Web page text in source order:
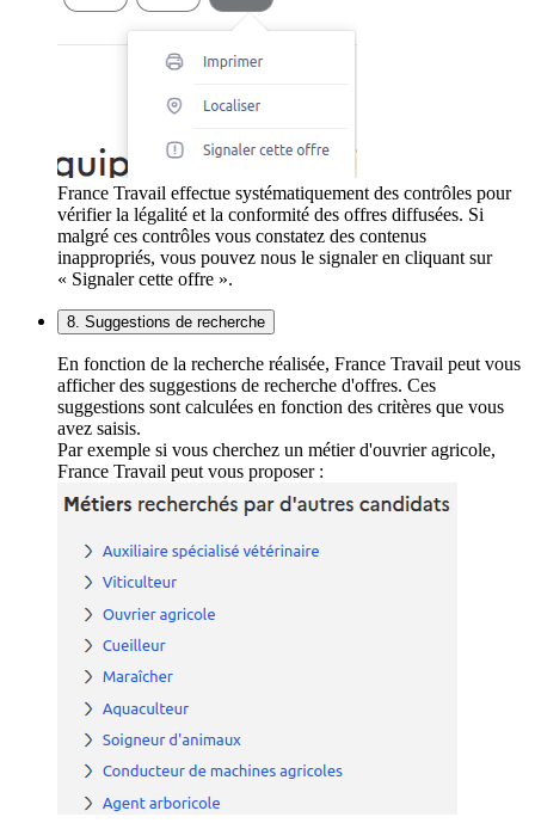
France Travail effectue systématiquement des contrôles pour
vérifier la légalité et la conformité des offres diffusées. Si
malgré ces contrôles vous constatez des contenus
inappropriés, vous pouvez nous le signaler en cliquant sur
« Signaler cette offre ».
8. Suggestions de recherche
En fonction de la recherche réalisée, France Travail peut vous
afficher des suggestions de recherche d'offres. Ces
suggestions sont calculées en fonction des critères que vous
avez saisis.
Par exemple si vous cherchez un métier d'ouvrier agricole,
France Travail peut vous proposer :